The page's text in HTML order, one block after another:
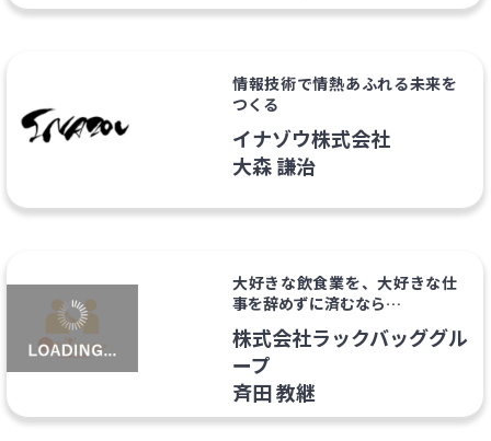
情報技術で情熱あふれる未来を
つくる
イナゾウ株式会社
大森 謙治
大好きな飲食業を、大好きな仕
事を辞めずに済むなら…
株式会社ラックバッググル
ープ
斉田 教継